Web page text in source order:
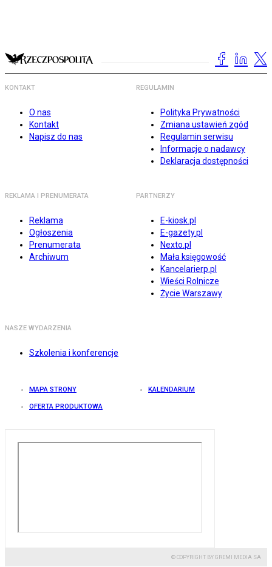
KONTAKT
O nas
Kontakt
Napisz do nas
REGULAMIN
Polityka Prywatności
Zmiana ustawień zgód
Regulamin serwisu
Informacje o nadawcy
Deklaracja dostępności
REKLAMA I PRENUMERATA
Reklama
Ogłoszenia
Prenumerata
Archiwum
PARTNERZY
E-kiosk.pl
E-gazety.pl
Nexto.pl
Mała księgowość
Kancelarierp.pl
Wieści Rolnicze
Życie Warszawy
NASZE WYDARZENIA
Szkolenia i konferencje
MAPA STRONY KALENDARIUM
OFERTA PRODUKTOWA
© COPYRIGHT BY GREMI MEDIA SA